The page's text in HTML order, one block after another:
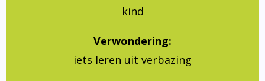
kind
Verwondering:
iets leren uit verbazing